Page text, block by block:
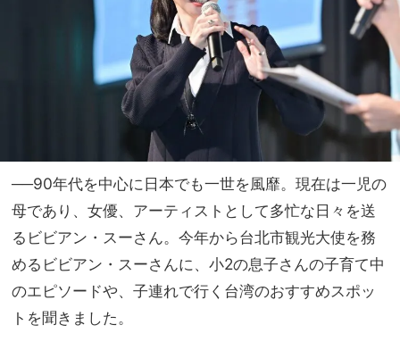
な資
産”
て？
──90年代を中心に日本でも一世を風靡。現在は一児の
母であり、女優、アーティストとして多忙な日々を送
るビビアン・スーさん。今年から台北市観光大使を務
めるビビアン・スーさんに、小2の息子さんの子育て中
のエピソードや、子連れで行く台湾のおすすめスポッ
トを聞きました。